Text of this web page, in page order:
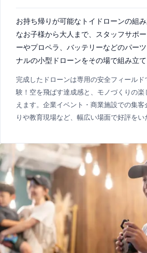
お持ち帰りが可能なトイドローンの組
なお子様から大人まで、スタッフサポ
ーやプロペラ、バッテリーなどのパー
ナルの小型ドローンをその場で組み立て
完成したドローンは専用の安全フィール
験！空を飛ばす達成感と、モノづくりの楽
えます。企業イベント・商業施設での集
りや教育現場など、幅広い場面で好評をい